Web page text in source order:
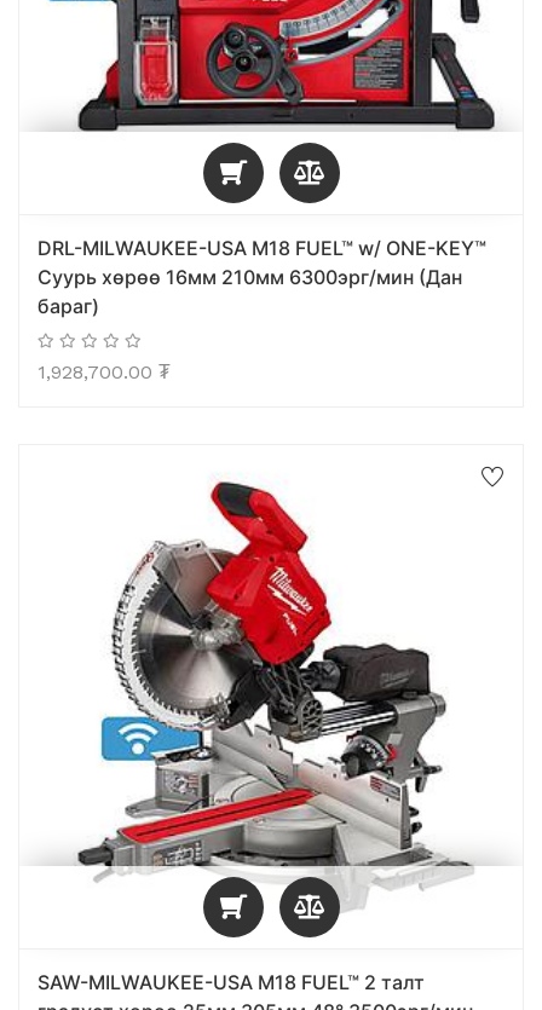
DRL-MILWAUKEE-USA M18 FUEL™ w/ ONE-KEY™
Суурь хөрөө 16мм 210мм 6300эрг/мин (Дан
бараг)
1,928,700.00 ₮
SAW-MILWAUKEE-USA M18 FUEL™ 2 талт